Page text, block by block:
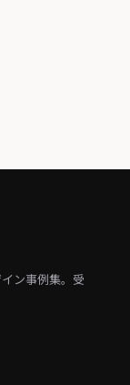
ン事例集。受